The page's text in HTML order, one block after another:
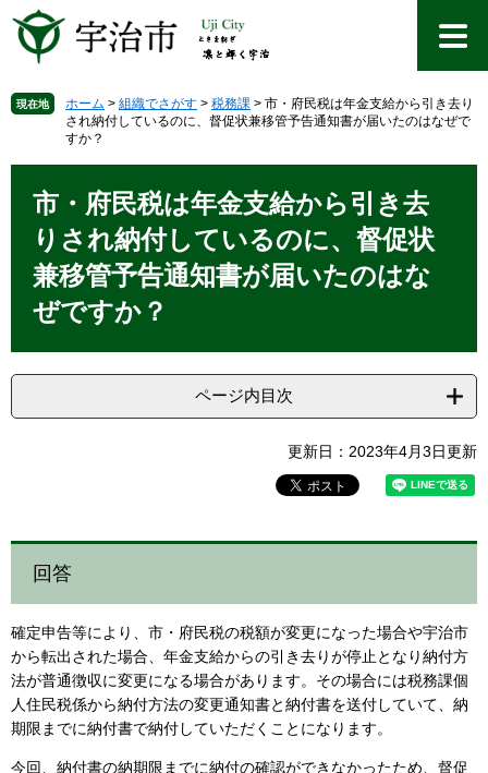
先を 現在地 ホーム > 組織でさがす > 税務課 > 市・府民税は年金支給から引き去り
され納付しているのに、督促状兼移管予告通知書が届いたのはなぜで
すか？
市・府民税は年金支給から引き去
りされ納付しているのに、督促状
兼移管予告通知書が届いたのはな
ぜですか？
ページ内目次
更新日：2023年4月3日更新
回答
確定申告等により、市・府民税の税額が変更になった場合や宇治市
から転出された場合、年金支給からの引き去りが停止となり納付方
法が普通徴収に変更になる場合があります。その場合には税務課個
人住民税係から納付方法の変更通知書と納付書を送付していて、納
期限までに納付書で納付していただくことになります。
今回、納付書の納期限までに納付の確認ができなかったため、督促